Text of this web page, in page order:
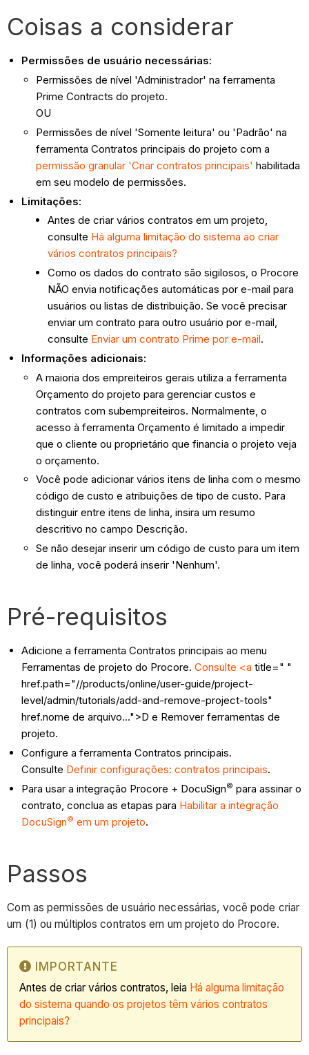
Coisas a considerar
Permissões de usuário necessárias:
Permissões de nível 'Administrador' na ferramenta
Prime Contracts do projeto.
OU
Permissões de nível 'Somente leitura' ou 'Padrão' na
ferramenta Contratos principais do projeto com a
permissão granular 'Criar contratos principais' habilitada
em seu modelo de permissões.
Limitações:
Antes de criar vários contratos em um projeto,
consulte Há alguma limitação do sistema ao criar
vários contratos principais?
Como os dados do contrato são sigilosos, o Procore
NÃO envia notificações automáticas por e-mail para
usuários ou listas de distribuição. Se você precisar
enviar um contrato para outro usuário por e-mail,
consulte Enviar um contrato Prime por e-mail.
Informações adicionais:
A maioria dos empreiteiros gerais utiliza a ferramenta
Orçamento do projeto para gerenciar custos e
contratos com subempreiteiros. Normalmente, o
acesso à ferramenta Orçamento é limitado a impedir
que o cliente ou proprietário que financia o projeto veja
o orçamento.
Você pode adicionar vários itens de linha com o mesmo
código de custo e atribuições de tipo de custo. Para
distinguir entre itens de linha, insira um resumo
descritivo no campo Descrição.
Se não desejar inserir um código de custo para um item
de linha, você poderá inserir 'Nenhum'.
Pré-requisitos
Adicione a ferramenta Contratos principais ao menu
Ferramentas de projeto do Procore.Consulte <a title=" "
href.path="//products/online/user-guide/project-
level/admin/tutorials/add-and-remove-project-tools"
href.nome de arquivo...">D e Remover ferramentas de
projeto.
Configure a ferramenta Contratos principais.
Consulte Definir configurações: contratos principais.
Para usar a integração Procore + DocuSign© para assinar o
contrato, conclua as etapas para Habilitar a integração
DocuSign© em um projeto.
Passos
Com as permissões de usuário necessárias, você pode criar
um (1) ou múltiplos contratos em um projeto do Procore.
IMPORTANTE
Antes de criar vários contratos, leia Há alguma limitação
do sistema quando os projetos têm vários contratos
principais?